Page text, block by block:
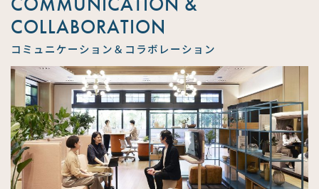
COLLABORATION
コミュニケーション＆コラボレーション